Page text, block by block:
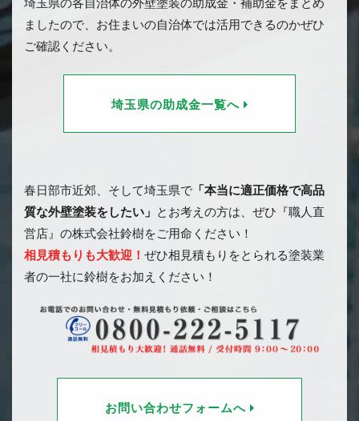
埼玉県の各自治体の外壁塗装の助成金・補助金をまとめ
ましたので、お住まいの自治体では活用できるのかぜひ
ご確認ください。
埼玉県の助成金一覧へ
春日部市近郊、そして埼玉県で 「本当に適正価格で高品
質な外壁塗装をしたい」
とお考えの方は、ぜひ『職人直
営店』の株式会社鈴樹をご用命ください！
相見積もりも大歓迎！ ぜひ相見積もりをとられる塗装業
者の一社に鈴樹をお加えください！
お問い合わせフォームへ